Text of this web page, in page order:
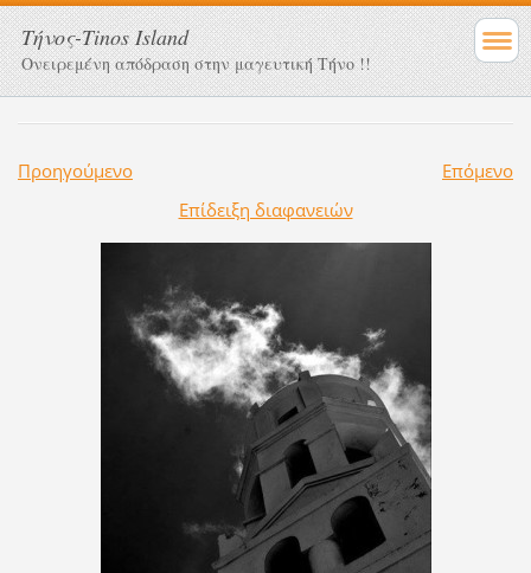
Τήνος-Tinos Island
Ονειρεμένη απόδραση στην μαγευτική Τήνο !!
Προηγούμενο
Επόμενο
Επίδειξη διαφανειών